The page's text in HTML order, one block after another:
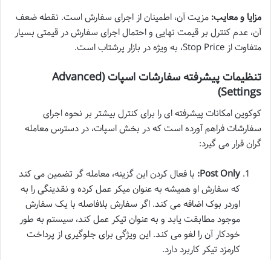
مزایا و معایب: مزیت آن، اطمینان از اجرای سفارش است. نقطه ضعف
آن، عدم کنترل بر قیمت نهایی و احتمال اجرای سفارش در قیمتی بسیار
متفاوت از Stop Price، به ویژه در بازار پرشتاب است.
تنظیمات پیشرفته سفارشات اسپات (Advanced
Settings)
کوکوین امکانات پیشرفته ای را برای کنترل بیشتر بر نحوه اجرای
سفارشات فراهم آورده است که در بخش اسپات، در دسترس معامله
گران قرار می گیرد:
Post Only: با فعال کردن این گزینه، معامله گر تضمین می کند
که سفارش او همیشه به عنوان میکر عمل کرده و نقدینگی را به
اوردر بوک اضافه می کند. اگر سفارش بلافاصله با یک سفارش
موجود مطابقت یابد و به عنوان تیکر عمل کند، سیستم به طور
خودکار آن را لغو می کند. این ویژگی برای جلوگیری از پرداخت
کارمزد تیکر کاربرد دارد.